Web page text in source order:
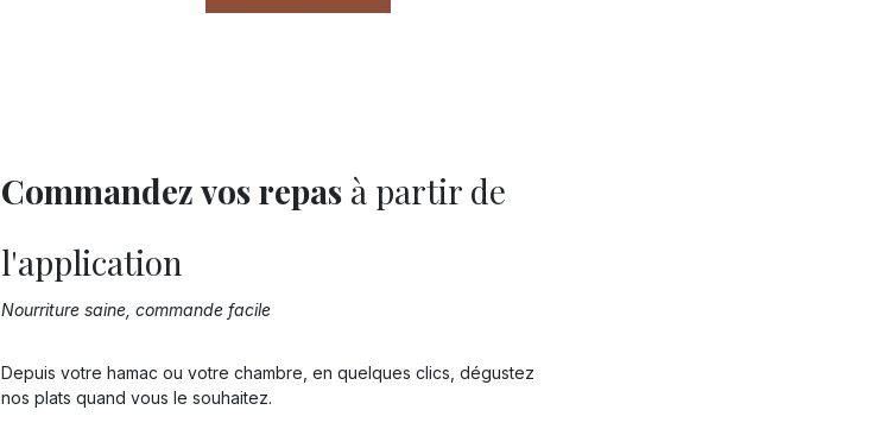
Commandez vos repas à partir de
l'application​
Nourriture saine, commande facile
Depuis votre hamac ou votre chambre, en quelques clics, dégustez
nos plats quand vous le souhaitez.